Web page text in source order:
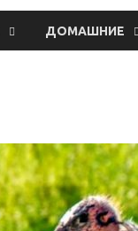
ДОМАШНИЕ